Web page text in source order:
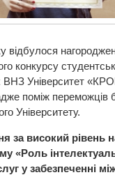
відбулося
конкурсу
Університет
поміж переможців
Університету.
за високий рівень
«Роль
у забезпеченні